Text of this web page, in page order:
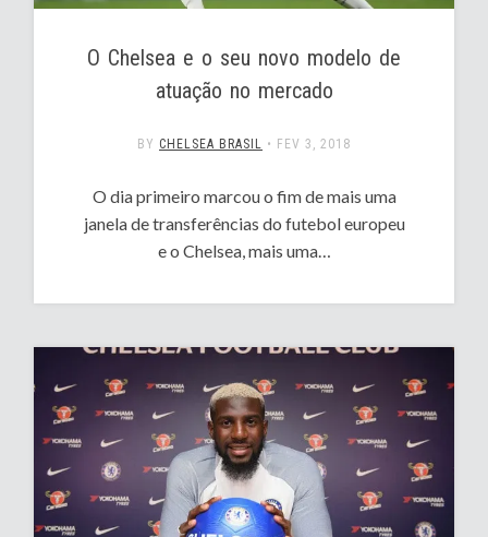
O Chelsea e o seu novo modelo de
atuação no mercado
BY CHELSEA BRASIL • FEV 3, 2018
O dia primeiro marcou o fim de mais uma
janela de transferências do futebol europeu
e o Chelsea, mais uma…